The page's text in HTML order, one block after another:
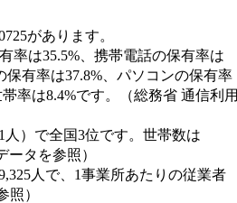
があります。
率は35.5%、携帯電話の保有率は
有率は37.8%、パソコンの保有率
率は8.4%です。（総務省 通信利用
人）で全国3位です。世帯数は
タを参照）
人で、1事業所あたりの従業者
照）